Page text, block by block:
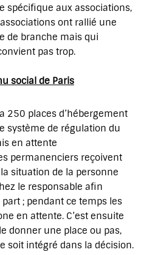
spécifique aux associations,
ont rallié une
de branche mais qui
pas trop.
social de Paris
250 places d’hébergement
système de régulation du
en attente
permanenciers reçoivent
situation de la personne
le responsable afin
; pendant ce temps les
en attente. C’est ensuite
donner une place ou pas,
soit intégré dans la décision.